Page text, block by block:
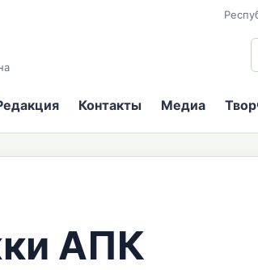
Контакты Медиа
АПК